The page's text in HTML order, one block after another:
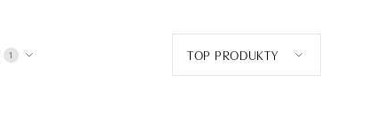
1 TOP PRODUKTY